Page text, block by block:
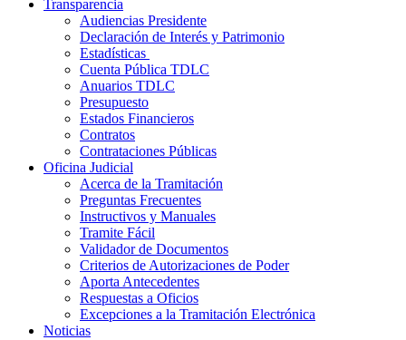
Transparencia
Audiencias Presidente
Declaración de Interés y Patrimonio
Estadísticas
Cuenta Pública TDLC
Anuarios TDLC
Presupuesto
Estados Financieros
Contratos
Contrataciones Públicas
Oficina Judicial
Acerca de la Tramitación
Preguntas Frecuentes
Instructivos y Manuales
Tramite Fácil
Validador de Documentos
Criterios de Autorizaciones de Poder
Aporta Antecedentes
Respuestas a Oficios
Excepciones a la Tramitación Electrónica
Noticias